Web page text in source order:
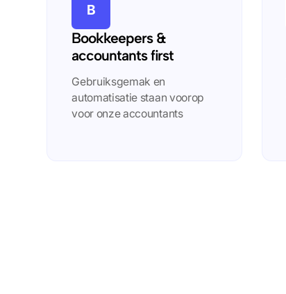
B
Bookkeepers &
accountants first
Gebruiksgemak en
automatisatie staan voorop
voor onze accountants